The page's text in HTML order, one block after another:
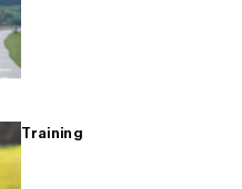
Training